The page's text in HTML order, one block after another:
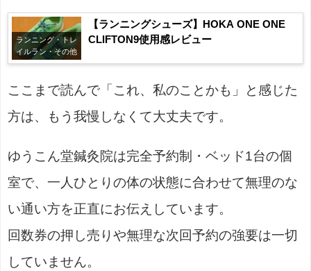
ランニング・トレ
イルラン・その他
【ランニングシューズ】HOKA ONE ONE
CLIFTON9使用感レビュー
ここまで読んで「これ、私のことかも」と感じた
方は、もう我慢しなくて大丈夫です。
ゆうこん堂鍼灸院は完全予約制・ベッド1台の個
室で、一人ひとりの体の状態に合わせて無理のな
い通い方を正直にお伝えしています。
回数券の押し売りや無理な次回予約の強要は一切
していません。